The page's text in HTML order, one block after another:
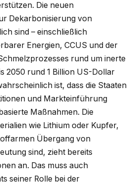
Die neuen
Dekarbonisierung von
sind – einschließlich
Energien, CCUS und der
rund um inerte
2050 rund 1 Billion US-Dollar
ist, dass die Staaten
und Markteinführung
Maßnahmen. Die
wie Lithium oder Kupfer,
Übergang von
sind, zieht bereits
an. Das muss auch
seiner Rolle bei der